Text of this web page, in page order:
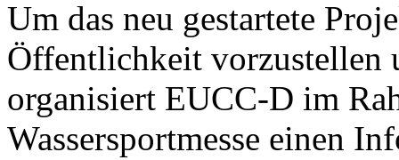
Um das neu gestartete
Öffentlichkeit vorzustellen
organisiert EUCC-D im
Wassersportmesse einen